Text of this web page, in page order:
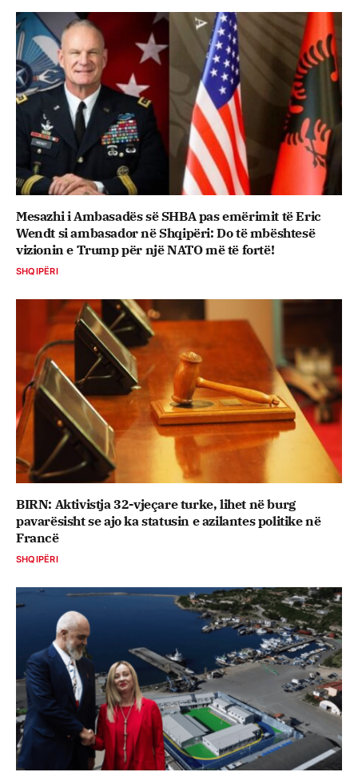
Mesazhi i Ambasadës së SHBA pas emërimit të Eric
Wendt si ambasador në Shqipëri: Do të mbështesë
vizionin e Trump për një NATO më të fortë!
SHQIPËRI
BIRN: Aktivistja 32-vjeçare turke, lihet në burg
pavarësisht se ajo ka statusin e azilantes politike në
Francë
SHQIPËRI